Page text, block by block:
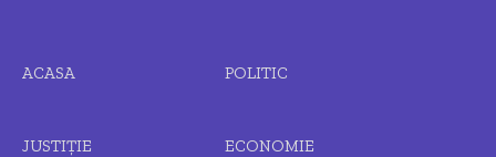
ACASA POLITIC
JUSTIȚIE ECONOMIE